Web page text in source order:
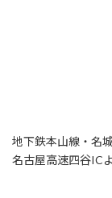
地下鉄本山線・名
名古屋高速四谷IC